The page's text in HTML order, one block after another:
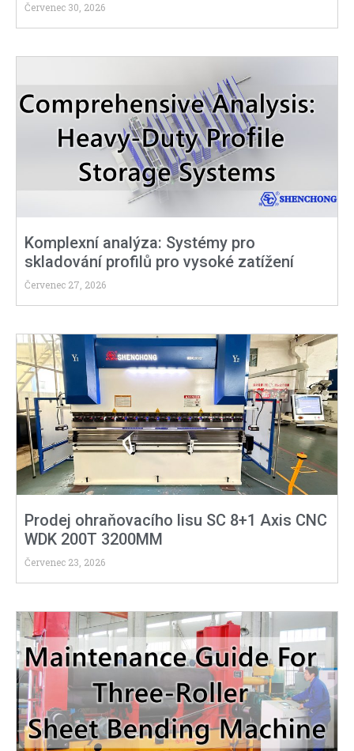
Červenec 30, 2026
Komplexní analýza: Systémy pro
skladování profilů pro vysoké zatížení
Červenec 27, 2026
Prodej ohraňovacího lisu SC 8+1 Axis CNC
WDK 200T 3200MM
Červenec 23, 2026